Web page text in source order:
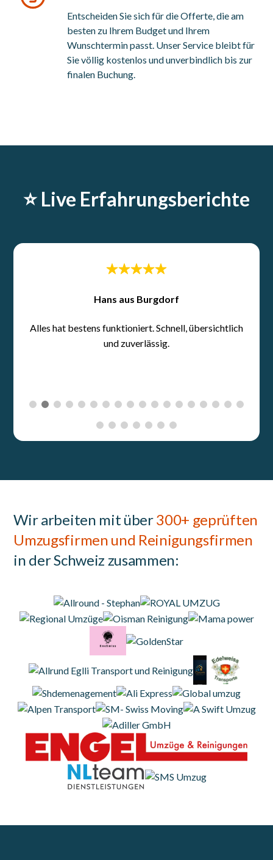
Entscheiden Sie sich für die Offerte, die am
besten zu Ihrem Budget und Ihrem
Wunschtermin passt. Unser Service bleibt für
Sie völlig kostenlos und unverbindlich bis zur
finalen Buchung.
⭐️ Live Erfahrungsberichte
Wir arbeiten mit über300+ geprüften
Umzugsfirmen und Reinigungsfirmen
in der Schweiz zusammen: